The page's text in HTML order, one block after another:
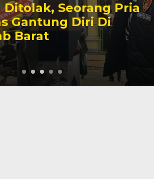
Seorang Pria
Diri Di
Barat